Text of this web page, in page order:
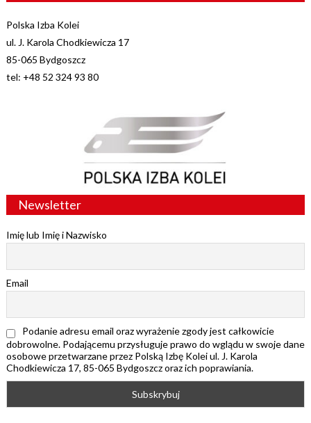
Polska Izba Kolei
ul. J. Karola Chodkiewicza 17
85-065 Bydgoszcz
tel: +48 52 324 93 80
Newsletter
Imię lub Imię i Nazwisko
Email
Podanie adresu email oraz wyrażenie zgody jest całkowicie
dobrowolne. Podającemu przysługuje prawo do wglądu w swoje dane
osobowe przetwarzane przez Polską Izbę Kolei ul. J. Karola
Chodkiewicza 17, 85-065 Bydgoszcz oraz ich poprawiania.